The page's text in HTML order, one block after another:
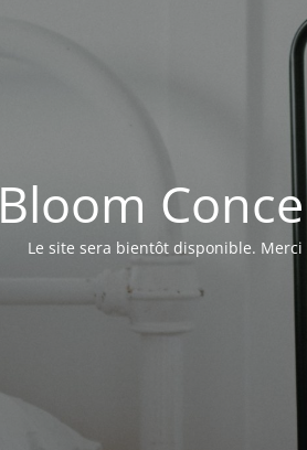
Bloom
Le site sera bientôt disponible.